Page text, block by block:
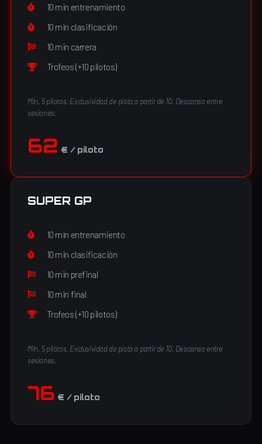
10 min entrenamiento
10 min clasificación
10 min carrera
Trofeos (+10 pilotos)
Mín. 5 pilotos. Exclusividad de pista a partir de 10. Descanso entre
sesiones.
62 € / piloto
SUPER GP
10 min entrenamiento
10 min clasificación
10 min prefinal
10 min final
Trofeos (+10 pilotos)
Mín. 5 pilotos. Exclusividad de pista a partir de 10. Descanso entre
sesiones.
76 € / piloto